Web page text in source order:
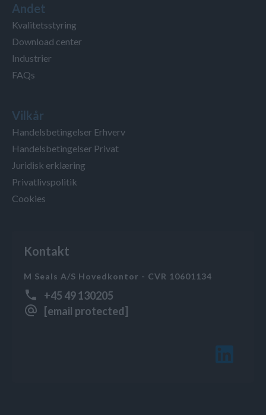
Andet
Kvalitetsstyring
Download center
Industrier
FAQs
Vilkår
Handelsbetingelser Erhverv
Handelsbetingelser Privat
Juridisk erklæring
Privatlivspolitik
Cookies
Kontakt
M Seals A/S Hovedkontor - CVR 10601134
+45 49 130205
[email protected]